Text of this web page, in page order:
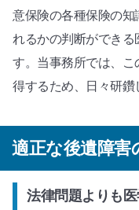
意保険の各種保険の知
れるかの判断ができ
す。当事務所では、
得するため、日々研鑽
適正な後遺障害
法律問題よりも